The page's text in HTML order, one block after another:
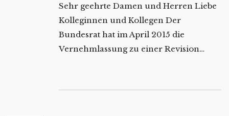
Sehr geehrte Damen und Herren Liebe
Kolleginnen und Kollegen Der
Bundesrat hat im April 2015 die
Vernehmlassung zu einer Revision…